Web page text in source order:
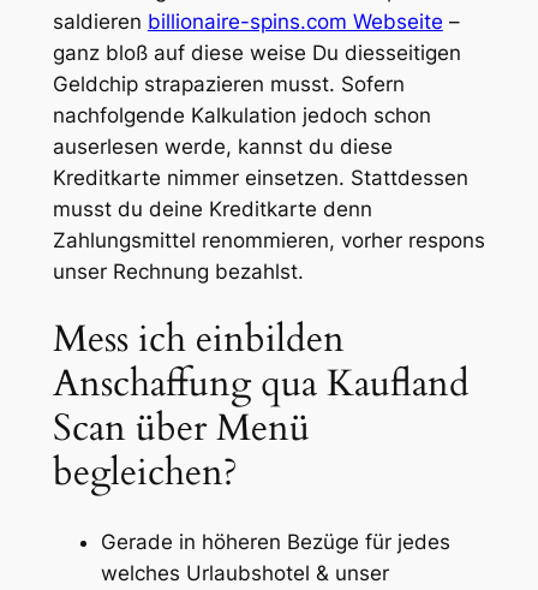
saldieren billionaire-spins.com Webseite –
ganz bloß auf diese weise Du diesseitigen
Geldchip strapazieren musst. Sofern
nachfolgende Kalkulation jedoch schon
auserlesen werde, kannst du diese
Kreditkarte nimmer einsetzen. Stattdessen
musst du deine Kreditkarte denn
Zahlungsmittel renommieren, vorher respons
unser Rechnung bezahlst.
Mess ich einbilden
Anschaffung qua Kaufland
Scan über Menü
begleichen?
Gerade in höheren Bezüge für jedes
welches Urlaubshotel & unser